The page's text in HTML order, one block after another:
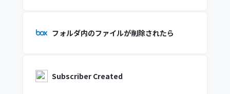
フォルダ内のファイルが削除されたら
Subscriber Created